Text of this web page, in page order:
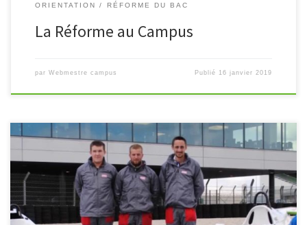
ORIENTATION
RÉFORME DU BAC
La Réforme au Campus
par Webmestre campus Publié 16 janvier 2019
Le mécanicien de compétition assure la maintenance préventive
et corrective du groupe motopropulseur, des systèmes de liaison
au sol, de freinage, de transmission, ainsi que des systèmes